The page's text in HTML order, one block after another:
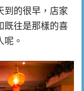
到的很早，店家
既往是那樣的喜
。